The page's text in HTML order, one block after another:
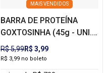
MAIS VENDIDOS
BARRA DE PROTEÍNA
GOXTOSINHA (45g - UNI.)
- DCX NUTRITION
R$ 5,99R$ 3,99
R$ 3,99 no boleto